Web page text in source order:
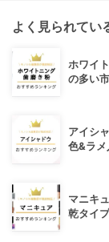
よく見られてい
ホワイ
の多い
アイシ
色&ラメ
マニキ
乾タイ